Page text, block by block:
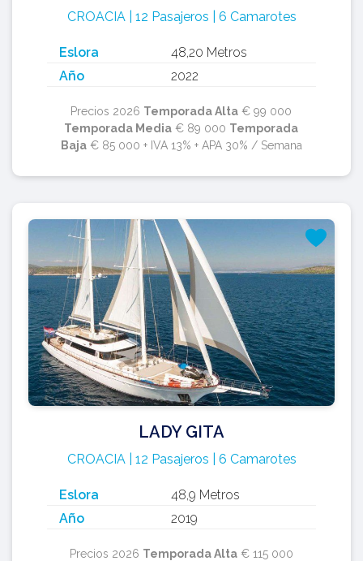
CROACIA | 12 Pasajeros | 6 Camarotes
Eslora
48,20 Metros
Año
2022
Precios 2026 Temporada Alta € 99 000
Temporada Media € 89 000 Temporada
Baja€ 85 000 + IVA 13% + APA 30% / Semana
LADY GITA
CROACIA | 12 Pasajeros | 6 Camarotes
Eslora
48,9 Metros
Año
2019
Precios 2026 Temporada Alta€ 115 000